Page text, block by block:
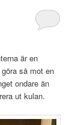
är en
så mot en
ondare än
ut kulan.